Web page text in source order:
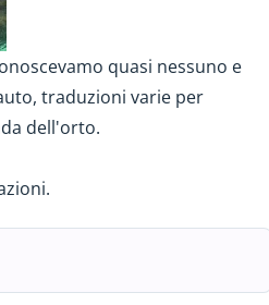
quasi nessuno e
traduzioni varie per
dell'orto.